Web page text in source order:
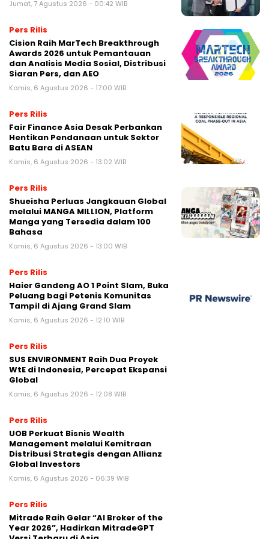
Jumat, 7 Agustus 2026 - 00:42 WIB
Pers Rilis
Cision Raih MarTech Breakthrough
Awards 2026 untuk Pemantauan
dan Analisis Media Sosial, Distribusi
Siaran Pers, dan AEO
Kamis, 6 Agustus 2026 - 17:00 WIB
Pers Rilis
Fair Finance Asia Desak Perbankan
Hentikan Pendanaan untuk Sektor
Batu Bara di ASEAN
Kamis, 6 Agustus 2026 - 13:02 WIB
Pers Rilis
Shueisha Perluas Jangkauan Global
melalui MANGA MILLION, Platform
Manga yang Tersedia dalam 100
Bahasa
Kamis, 6 Agustus 2026 - 13:00 WIB
Pers Rilis
Haier Gandeng AO 1 Point Slam, Buka
Peluang bagi Petenis Komunitas
Tampil di Ajang Grand Slam
Kamis, 6 Agustus 2026 - 12:10 WIB
Pers Rilis
SUS ENVIRONMENT Raih Dua Proyek
WtE di Indonesia, Percepat Ekspansi
Global
Kamis, 6 Agustus 2026 - 12:08 WIB
Pers Rilis
UOB Perkuat Bisnis Wealth
Management melalui Kemitraan
Distribusi Strategis dengan Allianz
Global Investors
Kamis, 6 Agustus 2026 - 06:39 WIB
Pers Rilis
Mitrade Raih Gelar “AI Broker of the
Year 2026”, Hadirkan MitradeGPT